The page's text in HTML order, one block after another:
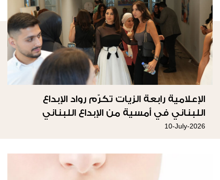
الإعلامية رابعة الزيات تكرّم رواد الإبداع
اللبناني في أمسية من الإبداع اللبناني
10-July-2026